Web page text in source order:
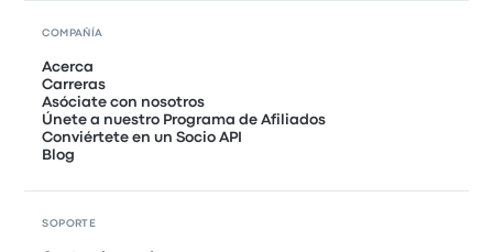
COMPAÑÍA
Acerca
Carreras
Asóciate con nosotros
Únete a nuestro Programa de Afiliados
Conviértete en un Socio API
Blog
SOPORTE